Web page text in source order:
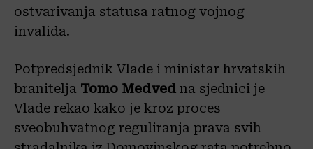
ostvarivanja statusa ratnog vojnog
invalida.
Potpredsjednik Vlade i ministar hrvatskih
branitelja Tomo Medved na sjednici je
Vlade rekao kako je kroz proces
sveobuhvatnog reguliranja prava svih